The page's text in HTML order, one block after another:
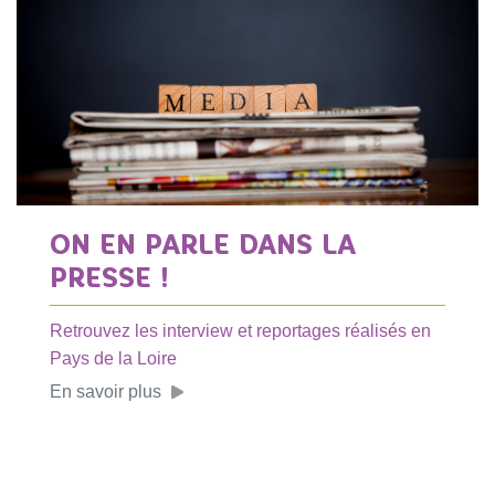
ON EN PARLE DANS LA
PRESSE !
Retrouvez les interview et reportages réalisés en
Pays de la Loire
En savoir plus